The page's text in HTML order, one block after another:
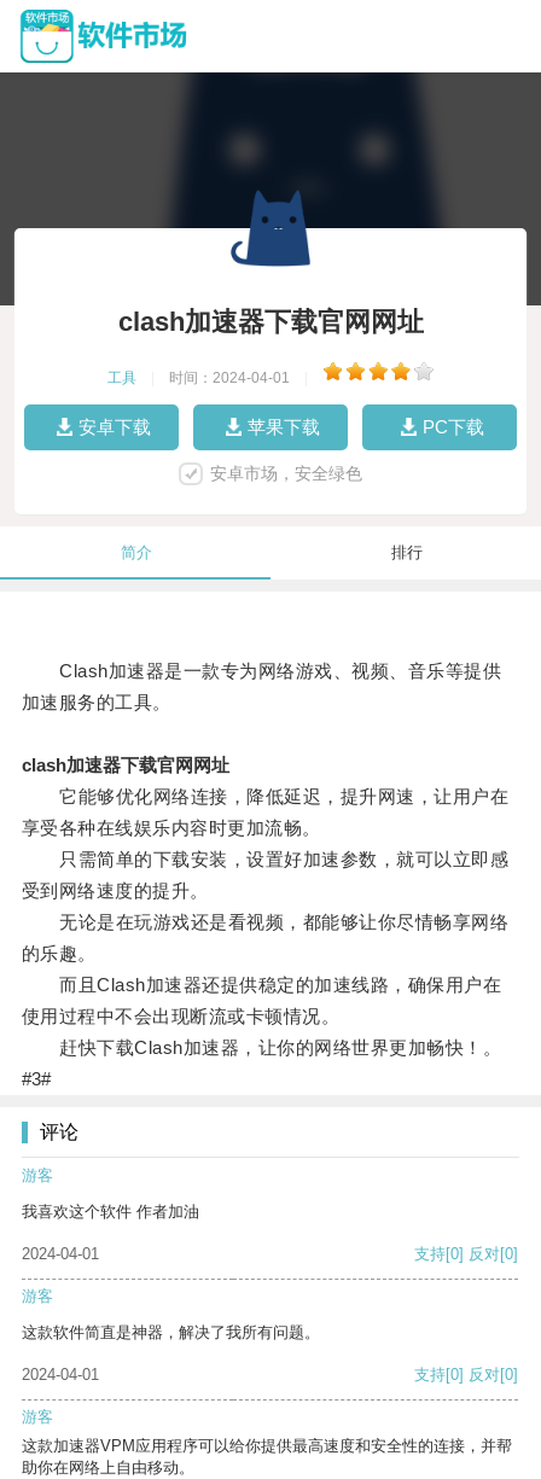
clash加速器下载官网网址
工具 时间：2024-04-01
安卓下载 苹果下载 PC下载
安卓市场，安全绿色
简介 排行
Clash加速器是一款专为网络游戏、视频、音乐等提供
加速服务的工具。
clash加速器下载官网网址
它能够优化网络连接，降低延迟，提升网速，让用户在
享受各种在线娱乐内容时更加流畅。
只需简单的下载安装，设置好加速参数，就可以立即感
受到网络速度的提升。
无论是在玩游戏还是看视频，都能够让你尽情畅享网络
的乐趣。
而且Clash加速器还提供稳定的加速线路，确保用户在
使用过程中不会出现断流或卡顿情况。
赶快下载Clash加速器，让你的网络世界更加畅快！。
#3#
评论
游客
我喜欢这个软件 作者加油
2024-04-01 支持[0] 反对[0]
游客
这款软件简直是神器，解决了我所有问题。
2024-04-01 支持[0] 反对[0]
游客
这款加速器VPM应用程序可以给你提供最高速度和安全性的连接，并帮
助你在网络上自由移动。